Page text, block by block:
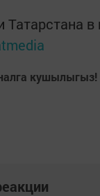
Татарстана
кушылыгыз!